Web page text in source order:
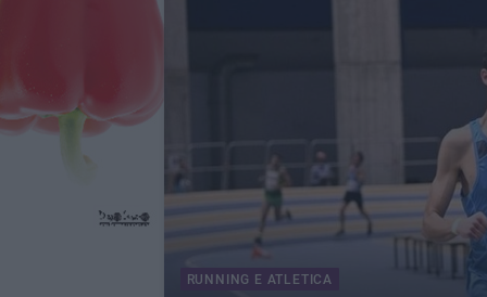
RUNNING E ATLETICA